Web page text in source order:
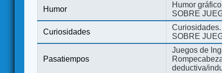
Humor
Humor
SOBRE
Curiosidades
SOBRE
Pasatiempos
Juegos de
deductiva/